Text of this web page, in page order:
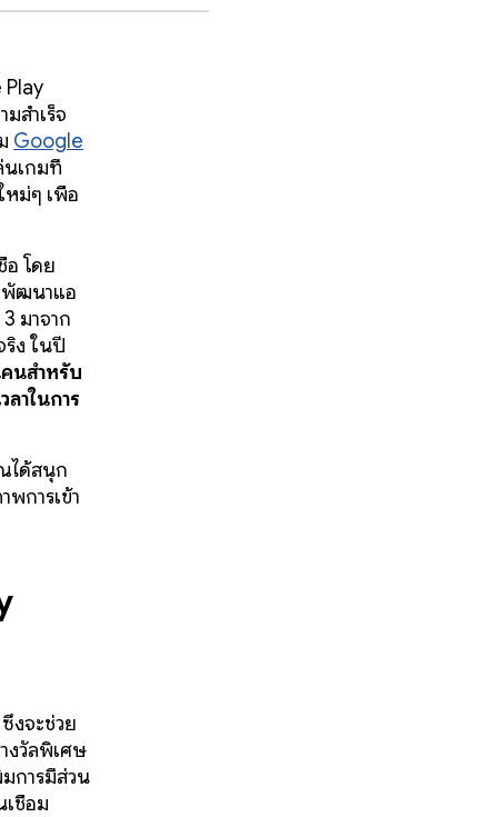
Play
สำเร็จ
Google
นเกมที่
หม่ๆ เพื่อ
อ โดย
พัฒนาแอ
มาจาก
ง ในปี
นสำหรับ
าในการ
ได้สนุก
การเข้า
งจะช่วย
งวัลพิเศษ
การมีส่วน
ชื่อม